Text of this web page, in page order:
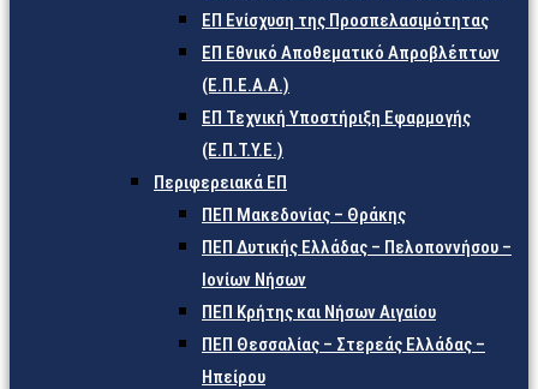
ΕΠ Ενίσχυση της Προσπελασιμότητας
ΕΠ Εθνικό Αποθεματικό Απροβλέπτων
(Ε.Π.Ε.Α.Α.)
ΕΠ Τεχνική Υποστήριξη Εφαρμογής
(Ε.Π.Τ.Υ.Ε.)
Περιφερειακά ΕΠ
ΠΕΠ Μακεδονίας – Θράκης
ΠΕΠ Δυτικής Ελλάδας – Πελοποννήσου –
Ιονίων Νήσων
ΠΕΠ Κρήτης και Νήσων Αιγαίου
ΠΕΠ Θεσσαλίας – Στερεάς Ελλάδας –
Ηπείρου